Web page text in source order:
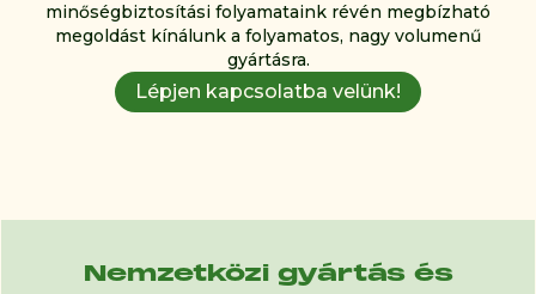
minőségbiztosítási folyamataink révén megbízható
megoldást kínálunk a folyamatos, nagy volumenű
gyártásra.
Lépjen kapcsolatba velünk!
Nemzetközi gyártás és